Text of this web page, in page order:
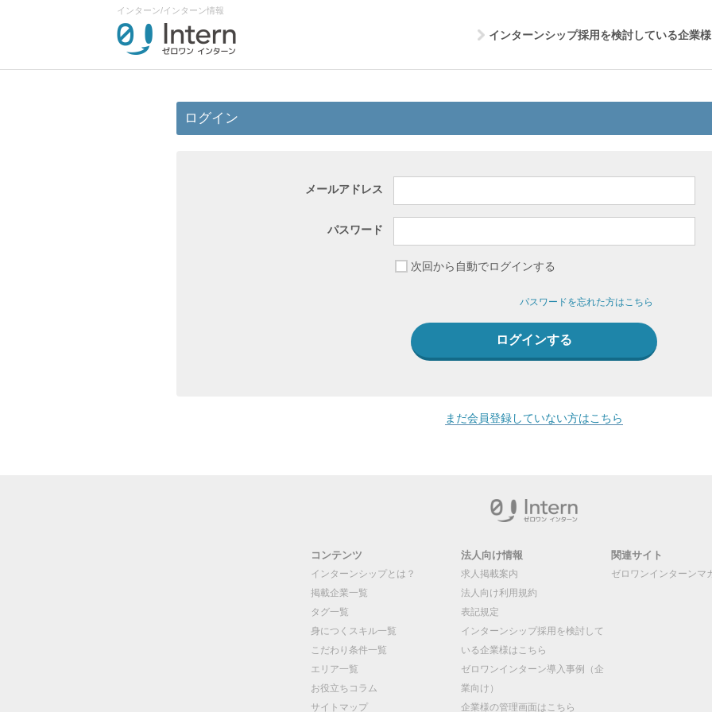
インターン/インターン情報
インターンシップ採用を検討している企業
ログイン
メールアドレス
パスワード
次回から自動でログインする
パスワードを忘れた方はこちら
まだ会員登録していない方はこちら
コンテンツ
インターンシップとは？
掲載企業一覧
タグ一覧
身につくスキル一覧
こだわり条件一覧
エリア一覧
お役立ちコラム
サイトマップ
法人向け情報
求人掲載案内
法人向け利用規約
表記規定
インターンシップ採用を検討して
いる企業様はこちら
ゼロワンインターン導入事例（企
業向け）
企業様の管理画面はこちら
関連サイト
ゼロワンインターンマ